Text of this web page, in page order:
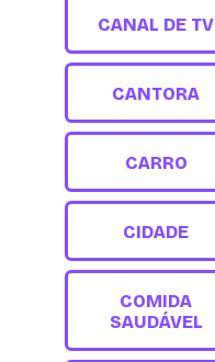
CANAL DE TV
CANTORA
CARRO
CIDADE
COMIDA
SAUDÁVEL